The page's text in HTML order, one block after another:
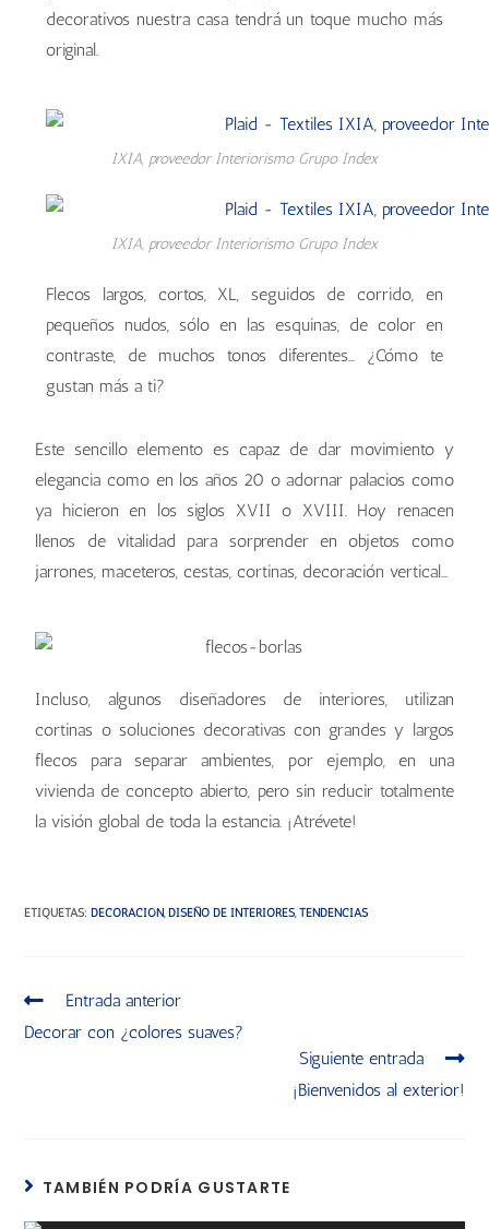
decorativos nuestra casa tendrá un toque mucho más
original.
IXIA, proveedor Interiorismo Grupo Index
IXIA, proveedor Interiorismo Grupo Index
Flecos largos, cortos, XL, seguidos de corrido, en
pequeños nudos, sólo en las esquinas, de color en
contraste, de muchos tonos diferentes… ¿Cómo te
gustan más a ti?
Este sencillo elemento es capaz de dar movimiento y
elegancia como en los años 20 o adornar palacios como
ya hicieron en los siglos XVII o XVIII. Hoy renacen
llenos de vitalidad para sorprender en objetos como
jarrones, maceteros, cestas, cortinas, decoración vertical…
Incluso, algunos diseñadores de interiores, utilizan
cortinas o soluciones decorativas con grandes y largos
flecos para separar ambientes, por ejemplo, en una
vivienda de concepto abierto, pero sin reducir totalmente
la visión global de toda la estancia. ¡Atrévete!
ETIQUETAS:DECORACIÓN, DISEÑO DE INTERIORES, TENDENCIAS
Entrada anterior
Decorar con ¿colores suaves?
Siguiente entrada
¡Bienvenidos al exterior!
TAMBIÉN PODRÍA GUSTARTE